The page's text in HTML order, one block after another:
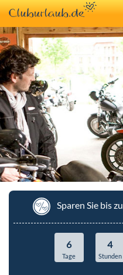
Sparen Sie bis zu
6
Tage
4
Stunden